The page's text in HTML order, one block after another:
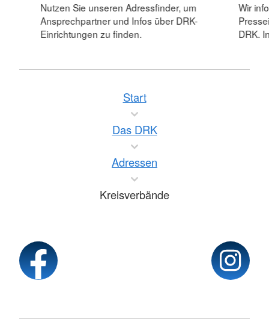
Nutzen Sie unseren Adressfinder, um
Ansprechpartner und Infos über DRK-
Einrichtungen zu finden.
Wir
DRK.
Start
Das DRK
Adressen
Kreisverbände